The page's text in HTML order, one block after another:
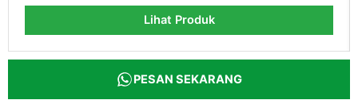
Lihat Produk
PESAN SEKARANG